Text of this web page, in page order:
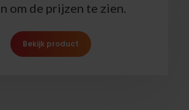
om de prijzen te zien.
Bekijk product